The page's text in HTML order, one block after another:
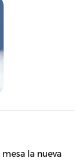
la nueva